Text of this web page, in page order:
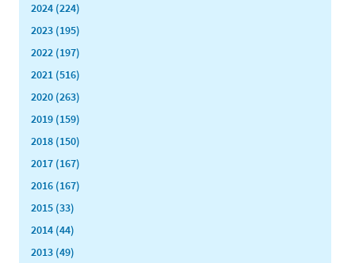
2024 (224)
2023 (195)
2022 (197)
2021 (516)
2020 (263)
2019 (159)
2018 (150)
2017 (167)
2016 (167)
2015 (33)
2014 (44)
2013 (49)